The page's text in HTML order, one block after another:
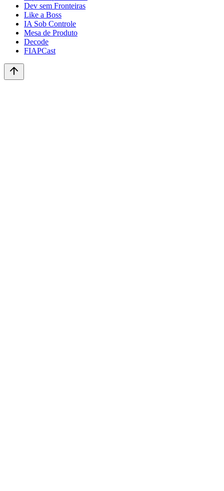
Dev sem Fronteiras
Like a Boss
IA Sob Controle
Mesa de Produto
Decode
FIAPCast